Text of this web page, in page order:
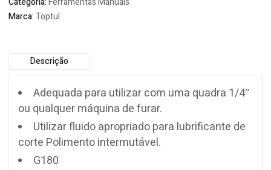
Marca:Toptul
Descrição
Adequada para utilizar com uma quadra 1/4″
ou qualquer máquina de furar.
Utilizar fluido apropriado para lubrificante de
corte Polimento intermutável.
G180